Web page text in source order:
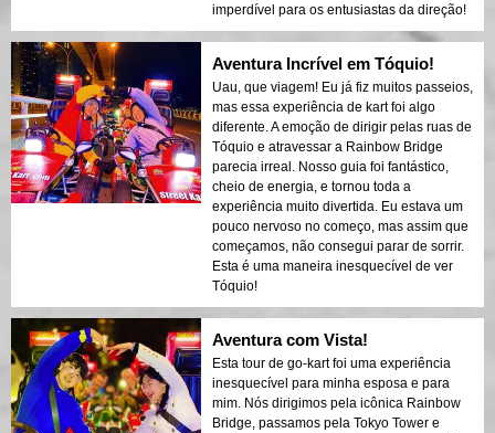
imperdível para os entusiastas da direção!
Aventura Incrível em Tóquio!
Uau, que viagem! Eu já fiz muitos passeios,
mas essa experiência de kart foi algo
diferente. A emoção de dirigir pelas ruas de
Tóquio e atravessar a Rainbow Bridge
parecia irreal. Nosso guia foi fantástico,
cheio de energia, e tornou toda a
experiência muito divertida. Eu estava um
pouco nervoso no começo, mas assim que
começamos, não consegui parar de sorrir.
Esta é uma maneira inesquecível de ver
Tóquio!
Aventura com Vista!
Esta tour de go-kart foi uma experiência
inesquecível para minha esposa e para
mim. Nós dirigimos pela icônica Rainbow
Bridge, passamos pela Tokyo Tower e